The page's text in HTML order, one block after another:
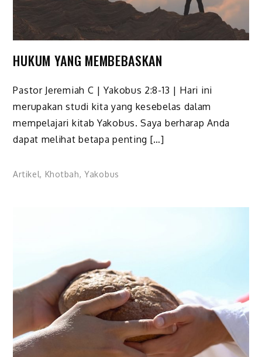
HUKUM YANG MEMBEBASKAN
Pastor Jeremiah C | Yakobus 2:8-13 | Hari ini
merupakan studi kita yang kesebelas dalam
mempelajari kitab Yakobus. Saya berharap Anda
dapat melihat betapa penting […]
Artikel, Khotbah,Yakobus